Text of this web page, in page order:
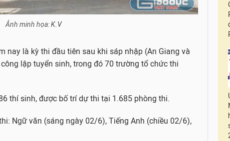
Ảnh minh họa: K.V
nay là kỳ thi đầu tiên sau khi sáp nhập (An Giang và
lập tuyển sinh, trong đó 70 trường tổ chức thi
thí sinh, được bố trí dự thi tại 1.685 phòng thi.
Ngữ văn (sáng ngày 02/6), Tiếng Anh (chiều 02/6),